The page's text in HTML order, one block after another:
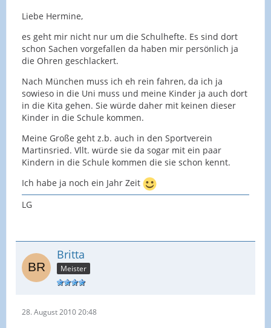
Liebe Hermine,
es geht mir nicht nur um die Schulhefte. Es sind dort
schon Sachen vorgefallen da haben mir persönlich ja
die Ohren geschlackert.
Nach München muss ich eh rein fahren, da ich ja
sowieso in die Uni muss und meine Kinder ja auch dort
in die Kita gehen. Sie würde daher mit keinen dieser
Kinder in die Schule kommen.
Meine Große geht z.b. auch in den Sportverein
Martinsried. Vllt. würde sie da sogar mit ein paar
Kindern in die Schule kommen die sie schon kennt.
Ich habe ja noch ein Jahr Zeit
LG
Britta
Meister
28. August 2010 20:48